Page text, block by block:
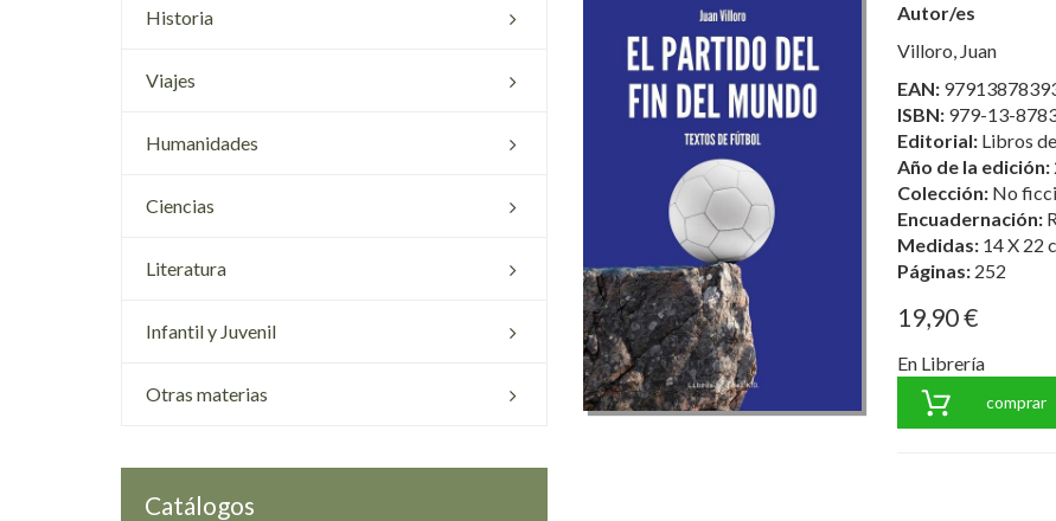
Historia
Viajes
Humanidades
Ciencias
Literatura
Infantil y Juvenil
Otras materias
Catálogos
Autor/es
Villoro, Juan
EAN:
ISBN: 979-13-
Editorial: Libros
Año de la edición:
Colección: No
Encuadernación:
Medidas: 14 X 22
Páginas: 252
19,90 €
En Librería
comprar